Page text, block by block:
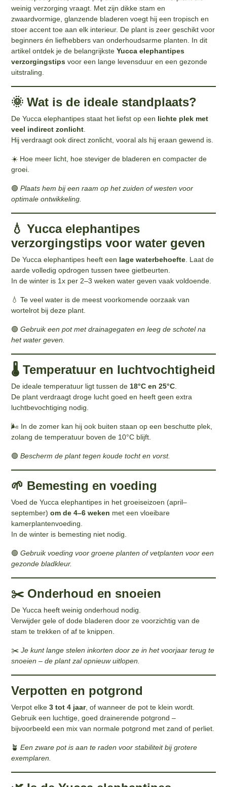
weinig verzorging vraagt. Met zijn dikke stam en
zwaardvormige, glanzende bladeren voegt hij een tropisch en
stoer accent toe aan elk interieur. De plant is zeer geschikt voor
beginners én liefhebbers van onderhoudsarme planten. In dit
artikel ontdek je de belangrijksteYucca elephantipes
verzorgingstips voor een lange levensduur en een gezonde
uitstraling.
🌞 Wat is de ideale standplaats?
De Yucca elephantipes staat het liefst op een lichte plek met
veel indirect zonlicht
Hij verdraagt ook direct zonlicht, vooral als hij eraan gewend is.
☀️ Hoe meer licht, hoe steviger de bladeren en compacter de
groei.
🟢Plaats hem bij een raam op het zuiden of westen voor
optimale ontwikkeling.
💧 Yucca elephantipes
verzorgingstips voor water geven
De Yucca elephantipes heeft een lage waterbehoefte . Laat de
aarde volledig opdrogen tussen twee gietbeurten.
In de winter is 1x per 2–3 weken water geven vaak voldoende.
💧 Te veel water is de meest voorkomende oorzaak van
wortelrot bij deze plant.
🟢Gebruik een pot met drainagegaten en leeg de schotel na
het water geven.
🌡️ Temperatuur en luchtvochtigheid
De ideale temperatuur ligt tussen de 18°C en 25°C
De plant verdraagt droge lucht goed en heeft geen extra
luchtbevochtiging nodig.
🌬️ In de zomer kan hij ook buiten staan op een beschutte plek,
zolang de temperatuur boven de 10°C blijft.
🟢Bescherm de plant tegen koude tocht en vorst.
🌱 Bemesting en voeding
Voed de Yucca elephantipes in het groeiseizoen (april–
september)om de 4–6 weken met een vloeibare
kamerplantenvoeding.
In de winter is bemesting niet nodig.
🟢Gebruik voeding voor groene planten of vetplanten voor een
gezonde bladkleur.
✂️ Onderhoud en snoeien
De Yucca heeft weinig onderhoud nodig.
Verwijder gele of dode bladeren door ze voorzichtig van de
stam te trekken of af te knippen.
✂️Je kunt lange stelen inkorten door ze in het voorjaar terug te
snoeien – de plant zal opnieuw uitlopen.
Verpotten en potgrond
Verpot elke3 tot 4 jaar, of wanneer de pot te klein wordt.
Gebruik een luchtige, goed drainerende potgrond –
bijvoorbeeld een mix van normale potgrond met zand of perliet.
🪴Een zware pot is aan te raden voor stabiliteit bij grotere
exemplaren.